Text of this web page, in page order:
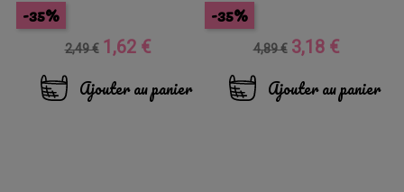
Prix
base
2,49 €
-35%
Prix
1,62 €
Ajouter au panier
Prix
base
4,89 €
-35%
Prix
3,18 €
Ajouter au panier